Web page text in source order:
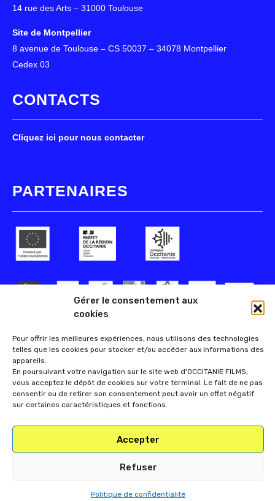
Gérer le consentement aux
cookies
Pour offrir les meilleures expériences, nous utilisons des technologies
telles que les cookies pour stocker et/ou accéder aux informations des
appareils.
En poursuivant votre navigation sur le site web d'OCCITANIE FILMS,
vous acceptez le dépôt de cookies sur votre terminal. Le fait de ne pas
consentir ou de retirer son consentement peut avoir un effet négatif
sur certaines caractéristiques et fonctions.
Accepter
Refuser
Politique de confidentialité
14 rue des Arts – 31000 Toulouse
Site de Montpellier
8 avenue de Toulouse – CS 50037 – 34078 Montpellier
Cedex 03
CONTACTS
Cliquez ici pour nous contacter
PARTENAIRES